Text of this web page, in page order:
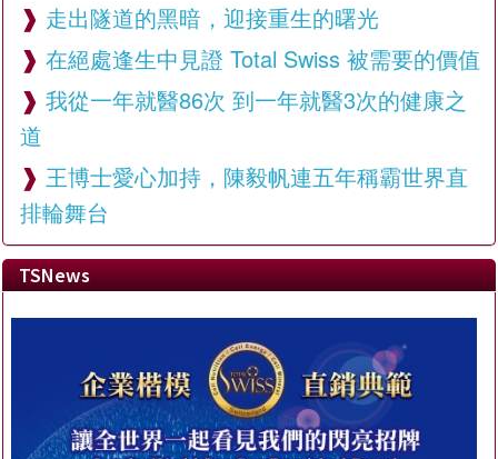
走出隧道的黑暗，迎接重生的曙光
在絕處逢生中見證 Total Swiss 被需要的價值
我從一年就醫86次 到一年就醫3次的健康之
道
王博士愛心加持，陳毅帆連五年稱霸世界直
排輪舞台
TSNews